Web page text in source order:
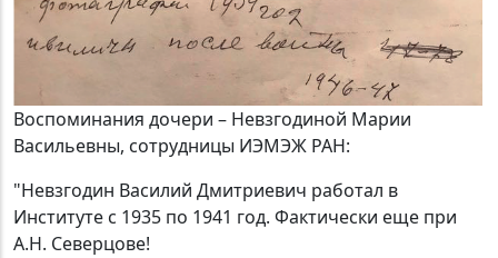
Воспоминания дочери – Невзгодиной Марии
Васильевны, сотрудницы ИЭМЭЖ РАН:
"Невзгодин Василий Дмитриевич работал в
Институте с 1935 по 1941 год. Фактически еще при
А.Н. Северцове!